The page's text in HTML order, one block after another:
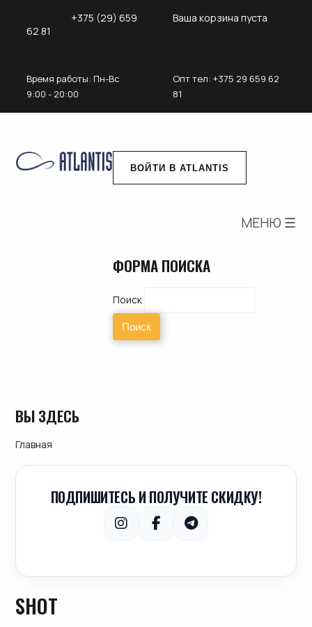
+375 (29) 659
62 81
Ваша корзина пуста
Время работы: Пн-Вс
9:00 - 20:00
Опттел: +375 29 659 62
81
ВОЙТИ В ATLANTIS
МЕНЮ ☰
ФОРМА ПОИСКА
Поиск
ВЫ ЗДЕСЬ
Главная
ПОДПИШИТЕСЬ И ПОЛУЧИТЕ СКИДКУ!
SHOT